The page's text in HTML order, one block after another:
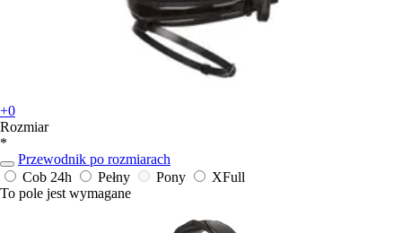
+0
Rozmiar
*
Przewodnik po rozmiarach
Cob 24h Pełny Pony
XFull
To pole jest wymagane